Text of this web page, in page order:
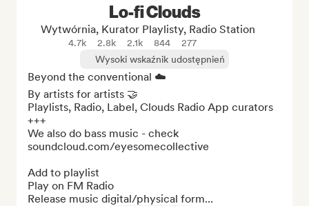
Lo-fi Clouds
Wytwórnia, Kurator Playlisty, Radio Station
4.7k 2.8k 2.1k 844
277
Wysoki wskaźnik udostępnień
Beyond the conventional ☁️
By artists for artists 🤝
Playlists, Radio, Label, Clouds Radio App curators
+++
We also do bass music - check
soundcloud.com/eyesomecollective
Add to playlist
Play on FM Radio
Release music digital/physical form...